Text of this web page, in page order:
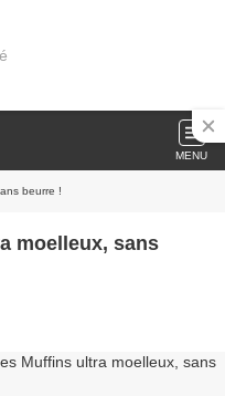
MENU
beurre !
moelleux, sans